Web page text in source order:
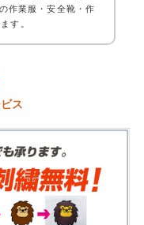
作業服・安全靴・作
す。
ス